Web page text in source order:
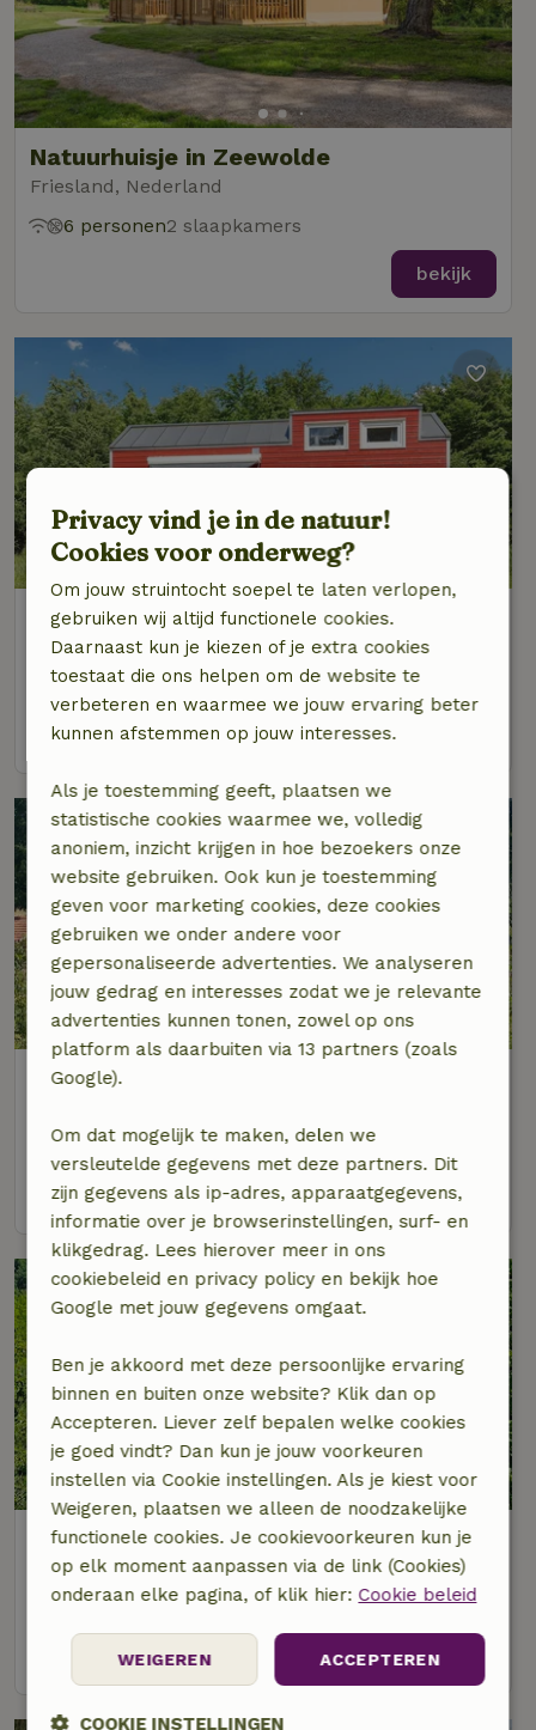
Natuurhuisje in Zeewolde
Friesland, Nederland
6 personen2 slaapkamers
bekijk
Natuurhuisje in Zeewolde
Friesland, Nederland
5 personen3 slaapkamers
Natuurhuisje in Baal
2 personen1 slaapkamer
bekijk
Natuurhuisje in Réquista
Occitanië, Frankrijk
4 personen2 slaapkamers
bekijk
Privacy vind je in de natuur!
Cookies voor onderweg?
Om jouw struintocht soepel te laten verlopen,
gebruiken wij altijd functionele cookies.
Daarnaast kun je kiezen of je extra cookies
toestaat die ons helpen om de website te
verbeteren en waarmee we jouw ervaring beter
kunnen afstemmen op jouw interesses.
Als je toestemming geeft, plaatsen we
statistische cookies waarmee we, volledig
anoniem, inzicht krijgen in hoe bezoekers onze
website gebruiken. Ook kun je toestemming
geven voor marketing cookies, deze cookies
gebruiken we onder andere voor
gepersonaliseerde advertenties. We analyseren
jouw gedrag en interesses zodat we je relevante
advertenties kunnen tonen, zowel op ons
platform als daarbuiten via 13 partners (zoals
Google).
Om dat mogelijk te maken, delen we
versleutelde gegevens met deze partners. Dit
zijn gegevens als ip-adres, apparaatgegevens,
informatie over je browserinstellingen, surf- en
klikgedrag. Lees hierover meer in ons
cookiebeleid en privacy policy en bekijk hoe
Google met jouw gegevens omgaat.
Ben je akkoord met deze persoonlijke ervaring
binnen en buiten onze website? Klik dan op
Accepteren. Liever zelf bepalen welke cookies
je goed vindt? Dan kun je jouw voorkeuren
instellen via Cookie instellingen. Als je kiest voor
Weigeren, plaatsen we alleen de noodzakelijke
functionele cookies. Je cookievoorkeuren kun je
op elk moment aanpassen via de link (Cookies)
onderaan elke pagina, of klik hier: Cookie beleid
ACCEPTEREN
WEIGEREN
COOKIE INSTELLINGEN